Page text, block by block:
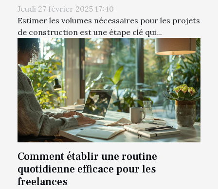
Jeudi 27 février 2025 17:40
Estimer les volumes nécessaires pour les projets
de construction est une étape clé qui...
Comment établir une routine
quotidienne efficace pour les
freelances